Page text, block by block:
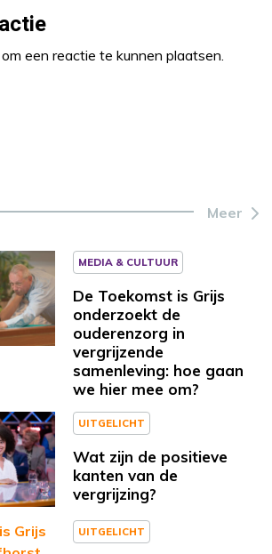
om een reactie te kunnen plaatsen.
Meer
MEDIA & CULTUUR
De Toekomst is Grijs
onderzoekt de
ouderenzorg in
vergrijzende
samenleving: hoe gaan
we hier mee om?
UITGELICHT
Wat zijn de positieve
kanten van de
vergrijzing?
UITGELICHT